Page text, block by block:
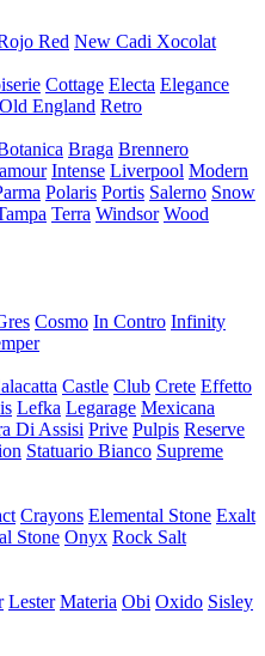
Red New Cadi Xocolat
Cottage Electa Elegance
Old England Retro
Braga Brennero
Intense Liverpool Modern
Polaris Portis Salerno Snow
Terra Windsor Wood
Cosmo In Contro Infinity
Castle Club Crete Effetto
Lefka Legarage Mexicana
Di Assisi Prive Pulpis Reserve
Statuario Bianco Supreme
Crayons Elemental Stone Exalt
Stone Onyx Rock Salt
Lester Materia Obi Oxido Sisley